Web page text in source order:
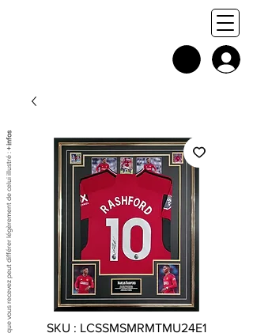
SKU : LCSSMSMRMTMU24E1
+ infos